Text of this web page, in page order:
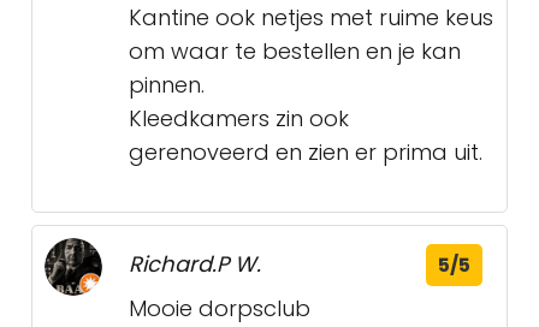
Kantine ook netjes met ruime keus
om waar te bestellen en je kan
pinnen.
Kleedkamers zin ook
gerenoveerd en zien er prima uit.
Richard.P W. 5/5
Mooie dorpsclub